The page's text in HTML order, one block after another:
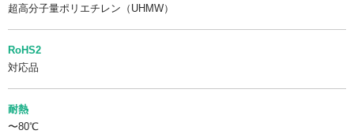
超高分子量ポリエチレン（UHMW）
RoHS2
対応品
耐熱
〜80℃